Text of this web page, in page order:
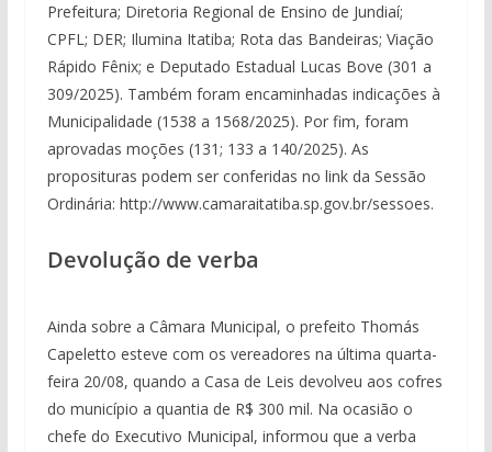
Prefeitura; Diretoria Regional de Ensino de Jundiaí;
CPFL; DER; Ilumina Itatiba; Rota das Bandeiras; Viação
Rápido Fênix; e Deputado Estadual Lucas Bove (301 a
309/2025). Também foram encaminhadas indicações à
Municipalidade (1538 a 1568/2025). Por fim, foram
aprovadas moções (131; 133 a 140/2025). As
proposituras podem ser conferidas no link da Sessão
Ordinária: http://www.camaraitatiba.sp.gov.br/sessoes.
Devolução de verba
Ainda sobre a Câmara Municipal, o prefeito Thomás
Capeletto esteve com os vereadores na última quarta-
feira 20/08, quando a Casa de Leis devolveu aos cofres
do município a quantia de R$ 300 mil. Na ocasião o
chefe do Executivo Municipal, informou que a verba